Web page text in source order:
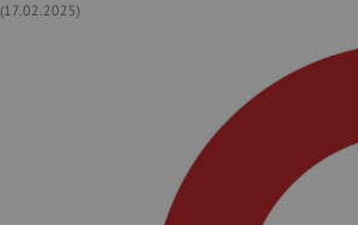
(17.02.2025)